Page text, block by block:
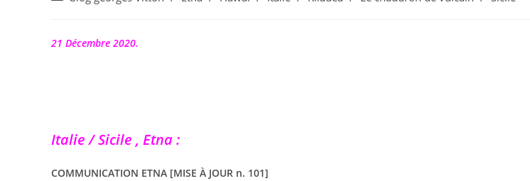
21 Décembre 2020.
Italie / Sicile , Etna :
COMMUNICATION ETNA [MISE À JOUR n. 101]